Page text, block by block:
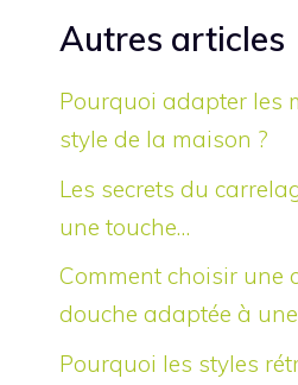
Autres articles
Pourquoi adapter les
style de la maison ?
Les secrets du
une touche…
Comment choisir une
douche adaptée à
Pourquoi les styles